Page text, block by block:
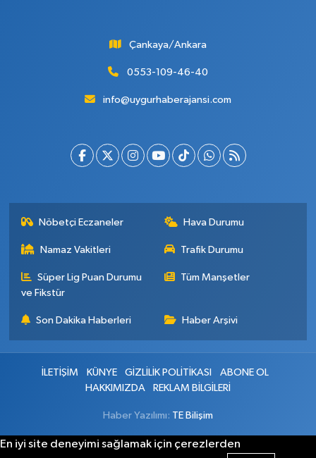
Çankaya/Ankara
0553-109-46-40
info@uygurhaberajansi.com
Nöbetçi Eczaneler Hava Durumu
Namaz Vakitleri Trafik Durumu
Süper Lig Puan Durumu
ve Fikstür
Tüm Manşetler
Son Dakika Haberleri Haber Arşivi
İLETİŞİM KÜNYE GİZLİLİK POLİTİKASI
ABONE OL
HAKKIMIZDA
REKLAM BİLGİLERİ
Haber Yazılımı: TE Bilişim
En iyi site deneyimi sağlamak için çerezlerden